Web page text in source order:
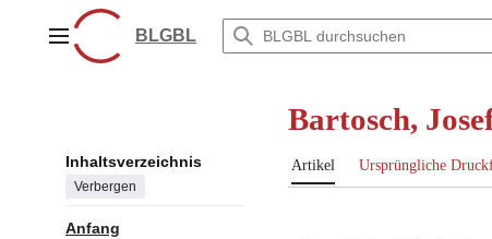
springenHauptmenüBLGBL
Inhaltsverzeichnis
Verbergen
Anfang
Bartosch,
Artikel Ursprüngliche